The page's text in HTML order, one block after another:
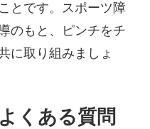
とです。スポーツ障
のもと、ピンチをチ
に取り組みましょ
くある質問